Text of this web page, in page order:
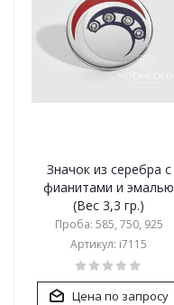
Значок из серебра с
фианитами и эмалью
(Вес 3,3 гр.)
Проба: 585, 750, 925
Артикул: i7115
Цена по запросу